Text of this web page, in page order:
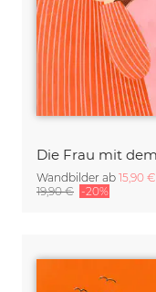
Wandbilder ab 15,90 €
19,90 € -20%